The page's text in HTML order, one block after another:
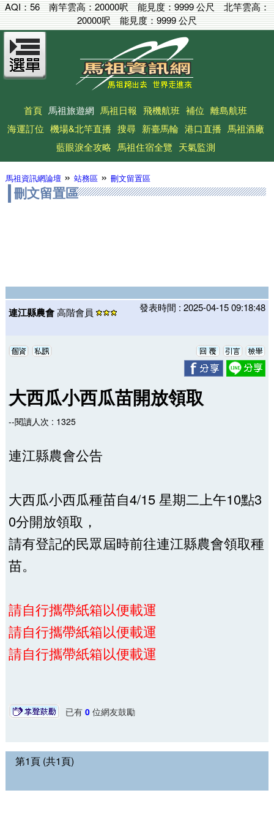
AQI：56 南竿雲高：20000呎能見度：9999 公尺北竿雲高：
20000呎能見度：9999 公尺
首頁 馬祖旅遊網 馬祖日報 飛機航班 補位 離島航班
海運訂位 機場&北竿直播 搜尋 新臺馬輪 港口直播 馬祖酒廠
藍眼淚全攻略 馬祖住宿全覽 天氣監測
馬祖資訊網論壇» 站務區» 刪文留置區
刪文留置區
連江縣農會高階會員 發表時間 : 2025-04-15 09:18:48
大西瓜小西瓜苗開放領取
--閱讀人次 : 1325
連江縣農會公告
大西瓜小西瓜種苗自4/15 星期二上午10點3
0分開放領取，
請有登記的民眾屆時前往連江縣農會領取種
苗。
請自行攜帶紙箱以便載運
請自行攜帶紙箱以便載運
請自行攜帶紙箱以便載運
已有 0位網友鼓勵
第1頁 (共1頁)